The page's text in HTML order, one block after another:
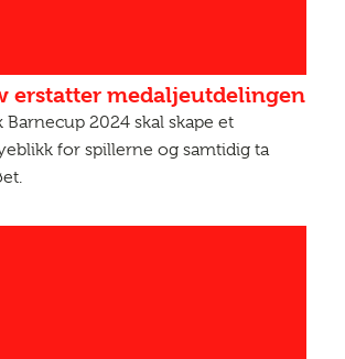
erstatter medaljeutdelingen
Barnecup 2024 skal skape et
for spillerne og samtidig ta